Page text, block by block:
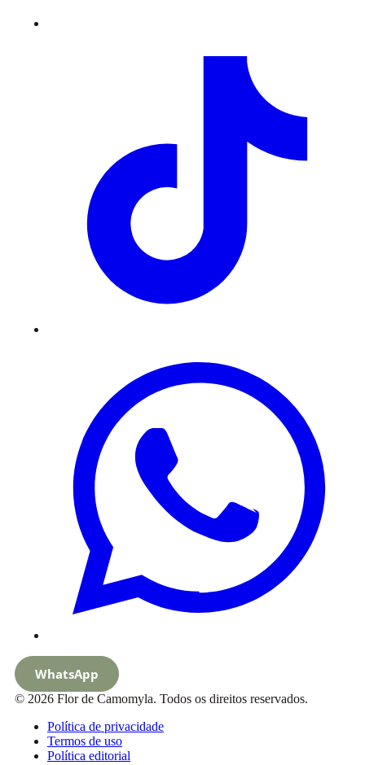
WhatsApp
© 2026 Flor de Camomyla. Todos os direitos reservados.
Política de privacidade
Termos de uso
Política editorial